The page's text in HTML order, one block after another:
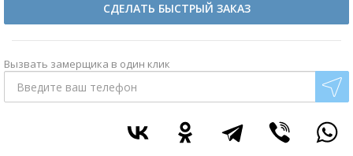
СДЕЛАТЬ БЫСТРЫЙ ЗАКАЗ
Вызвать замерщика в один клик